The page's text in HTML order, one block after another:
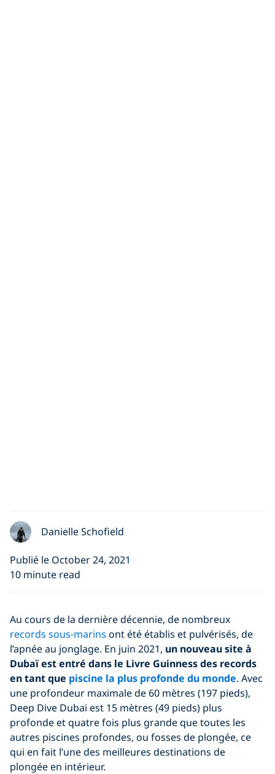
Danielle Schofield
Publié le October 24, 2021
10 minute read
Au cours de la dernière décennie, de nombreux
records sous-marins ont été établis et pulvérisés, de
l’apnée au jonglage. En juin 2021, un nouveau site à
Dubaï est entré dans le Livre Guinness des records
en tant que piscine la plus profonde du monde. Avec
une profondeur maximale de 60 mètres (197 pieds),
Deep Dive Dubai est 15 mètres (49 pieds) plus
profonde et quatre fois plus grande que toutes les
autres piscines profondes, ou fosses de plongée, ce
qui en fait l’une des meilleures destinations de
plongée en intérieur.